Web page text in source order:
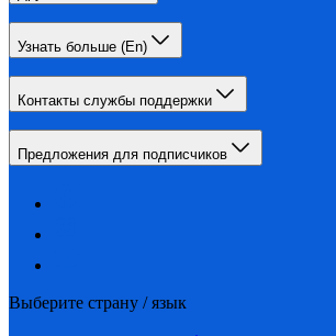
Узнать больше (En)
Контакты службы поддержки
Предложения для подписчиков
Выберите страну / язык